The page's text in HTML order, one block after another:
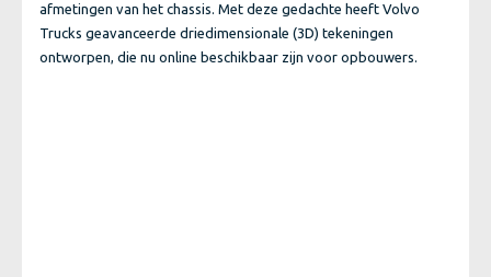
afmetingen van het chassis. Met deze gedachte heeft Volvo
Trucks geavanceerde driedimensionale (3D) tekeningen
ontworpen, die nu online beschikbaar zijn voor opbouwers.